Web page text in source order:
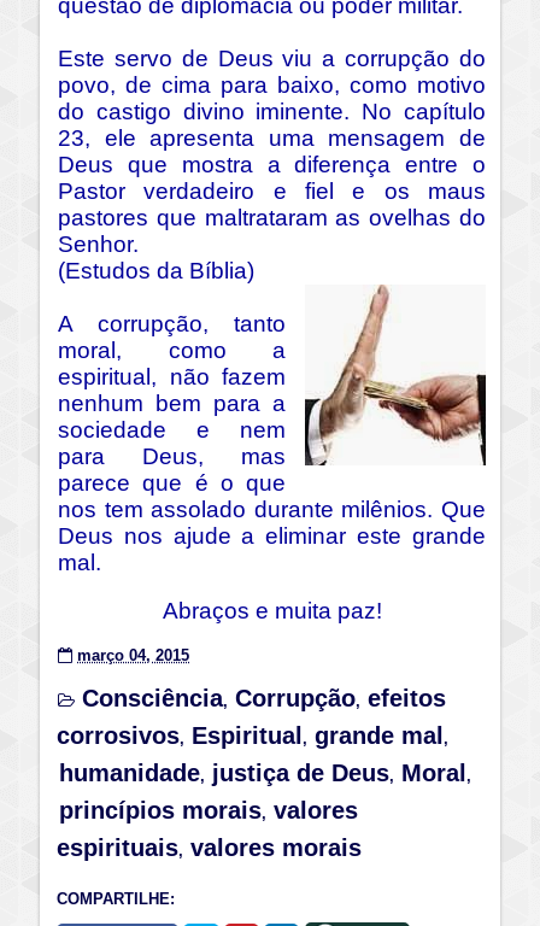
questão de diplomacia ou poder militar.
Este servo de Deus viu a corrupção do
povo, de cima para baixo, como motivo
do castigo divino iminente. No capítulo
23, ele apresenta uma mensagem de
Deus que mostra a diferença entre o
Pastor verdadeiro e fiel e os maus
pastores que maltrataram as ovelhas do
Senhor.
(Estudos da Bíblia)
A corrupção, tanto
moral, como a
espiritual, não fazem
nenhum bem para a
sociedade e nem
para Deus, mas
parece que é o que
nos tem assolado durante milênios. Que
Deus nos ajude a eliminar este grande
mal.
Abraços e muita paz!
março 04, 2015
Consciência, Corrupção, efeitos
corrosivos, Espiritual , grande mal ,
humanidade, justiça de Deus, Moral ,
princípios morais, valores
espirituais, valores morais
COMPARTILHE: